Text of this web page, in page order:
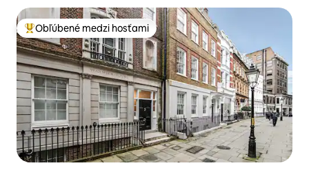
Najobľúbenejšie medzi hosťami
Obľúbené medzi hosťami